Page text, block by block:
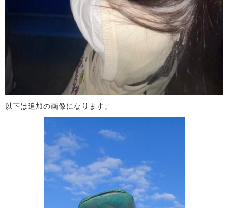
以下は追加の画像になります。